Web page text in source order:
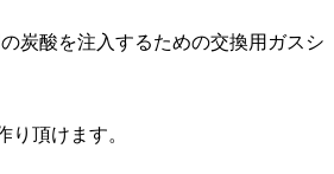
炭酸を注入するための交換用ガスシ
り頂けます。